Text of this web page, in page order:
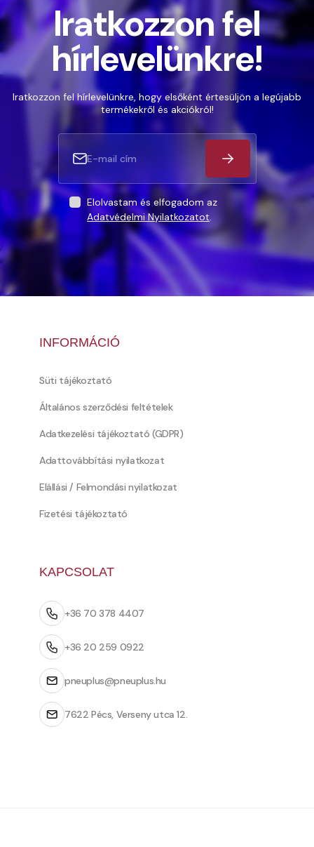
Iratkozzon fel
hírlevelünkre!
Iratkozzon fel hírlevelünkre, hogy elsőként értesüljön a legújabb
termékekről és akciókról!
Elolvastam és elfogadom az
Adatvédelmi Nyilatkozatot.
INFORMÁCIÓ
Süti tájékoztató
Általános szerződési feltételek
Adatkezelési tájékoztató (GDPR)
Adattovábbítási nyilatkozat
Elállási / Felmondási nyilatkozat
Fizetési tájékoztató
KAPCSOLAT
+36 70 378 4407
+36 20 259 0922
pneuplus@pneuplus.hu
7622 Pécs, Verseny utca 12.